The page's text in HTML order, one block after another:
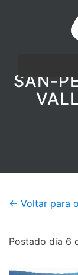
SAN-
← Voltar para o
Postado dia 6